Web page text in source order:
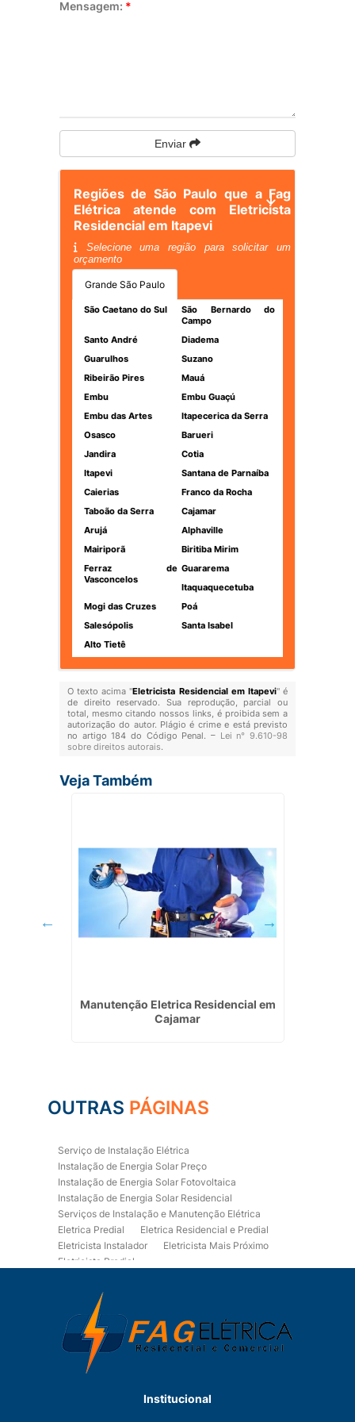
Mensagem: *
Enviar
Regiões de São Paulo que a Fag
Elétrica atende com Eletricista
Residencial em Itapevi
Selecione uma região para solicitar um
orçamento
Grande São Paulo
São Caetano do Sul
São Bernardo do
Campo
Santo André
Diadema
Guarulhos
Suzano
Ribeirão Pires
Mauá
Embu
Embu Guaçú
Embu das Artes
Itapecerica da Serra
Osasco
Barueri
Jandira
Cotia
Itapevi
Santana de Parnaíba
Caierias
Franco da Rocha
Taboão da Serra
Cajamar
Arujá
Alphaville
Mairiporã
Biritiba Mirim
Ferraz de
Vasconcelos
Guararema
Itaquaquecetuba
Mogi das Cruzes
Poá
Salesópolis
Santa Isabel
Alto Tietê
O texto acima "Eletricista Residencial em Itapevi" é
de direito reservado. Sua reprodução, parcial ou
total, mesmo citando nossos links, é proibida sem a
autorização do autor. Plágio é crime e está previsto
no artigo 184 do Código Penal. – Lei n° 9.610-98
sobre direitos autorais.
Veja Também
Manutenção Eletrica Residencial em
Cajamar
OUTRAS PÁGINAS
Serviço de Instalação Elétrica
Instalação de Energia Solar Preço
Instalação de Energia Solar Fotovoltaica
Instalação de Energia Solar Residencial
Serviços de Instalação e Manutenção Elétrica
Eletrica Predial
Eletrica Residencial e Predial
Eletricista Instalador
Eletricista Mais Próximo
Eletricista Predial
Eletricista Residencial
Eletricista Residencial E Predial
Eletricistas de Manutenção
Empresa de Instalações Elétricas
Empresa de Manutenção Eletrica
Empresa de Prestação de Serviços Eletricos
Fiação para Instalação Eletrica Residencial
Institucional